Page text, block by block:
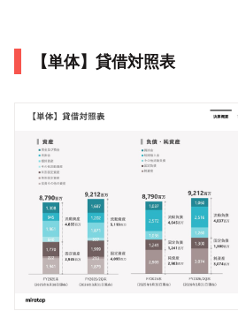
【単体】貸借対照表